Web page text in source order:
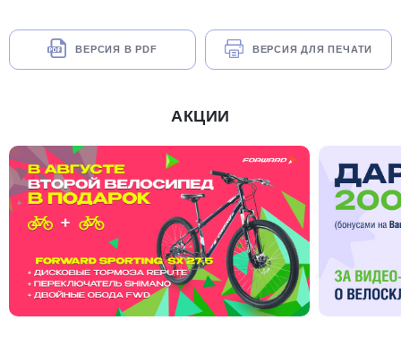
ВЕРСИЯ В PDF ВЕРСИЯ ДЛЯ ПЕЧАТИ
АКЦИИ